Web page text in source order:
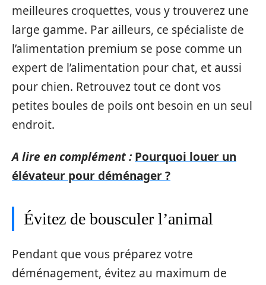
meilleures croquettes, vous y trouverez une
large gamme. Par ailleurs, ce spécialiste de
l’alimentation premium se pose comme un
expert de l’alimentation pour chat, et aussi
pour chien. Retrouvez tout ce dont vos
petites boules de poils ont besoin en un seul
endroit.
A lire en complément : Pourquoi louer un
élévateur pour déménager ?
Évitez de bousculer l’animal
Pendant que vous préparez votre
déménagement, évitez au maximum de